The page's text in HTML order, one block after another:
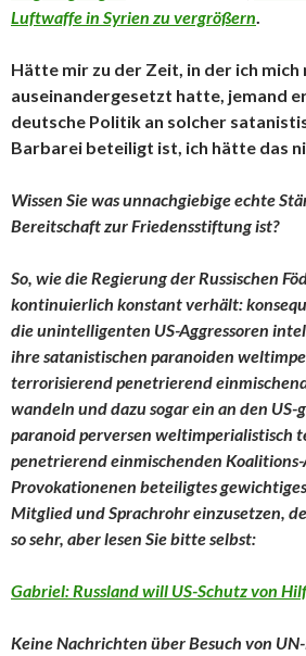
Luftwaffe in Syrien zu vergrößern.
Hätte mir zu der Zeit, in der ich
auseinandergesetzt hatte, jemand
deutsche Politik an solcher
Barbarei beteiligt ist, ich hätte das
Wissen Sie was unnachgiebige echte
Bereitschaft zur Friedensstiftung ist?
So, wie die Regierung der Russischen
kontinuierlich konstant verhält:
die unintelligenten US-Aggressoren
ihre satanistischen paranoiden
terrorisierend penetrierend
wandeln und dazu sogar ein an den
paranoid perversen weltimperialistisch
penetrierend einmischenden Koalitions-
Provokationenen beteiligtes
Mitglied und Sprachrohr einzusetzen,
so sehr, aber lesen Sie bitte selbst:
Gabriel: Russland will US-Schutz von
Keine Nachrichten über Besuch von